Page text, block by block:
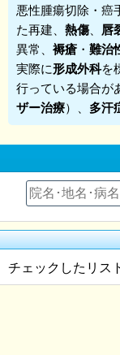
悪性腫瘍切除・癌
た再建、 熱傷 唇
異常、 褥瘡 ・ 難治
実際に形成外科を
行っている場合が
ザー治療）、 多汗
チェックしたリス